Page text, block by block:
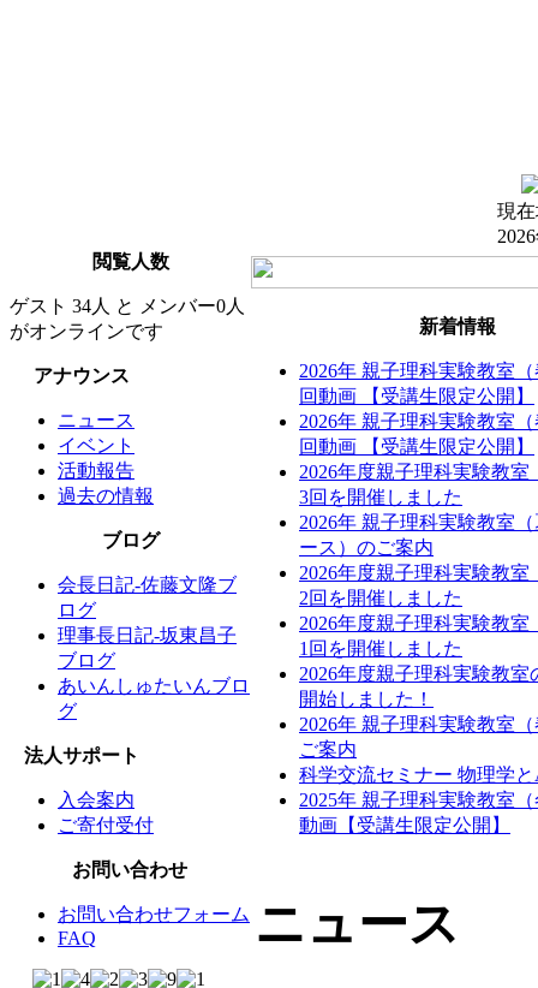
現
閲覧人数
ゲスト 34人 と メンバー0人
がオンラインです
アナウンス
ニュース
イベント
活動報告
過去の情報
ブログ
会長日記-佐藤文隆ブ
ログ
理事長日記-坂東昌子
ブログ
あいんしゅたいんブロ
グ
法人サポート
入会案内
ご寄付受付
お問い合わせ
お問い合わせフォーム
FAQ
新着情報
2026年 親子理科実験教室
回動画 【受講生限定公開】
2026年 親子理科実験教室
回動画 【受講生限定公開】
2026年度親子理科実験教室
3回を開催しました
2026年 親子理科実験教室
ース）のご案内
2026年度親子理科実験教室
2回を開催しました
2026年度親子理科実験教室
1回を開催しました
2026年度親子理科実験教室
開始しました！
2026年 親子理科実験教室
ご案内
科学交流セミナー 物理学
2025年 親子理科実験教室
動画【受講生限定公開】
ニュース